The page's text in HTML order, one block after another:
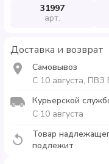
31997
арт.
Доставка и возврат
Самовывоз
С 10 августа, ПВЗ
Курьерской
С 10 августа
Товар
подлежит